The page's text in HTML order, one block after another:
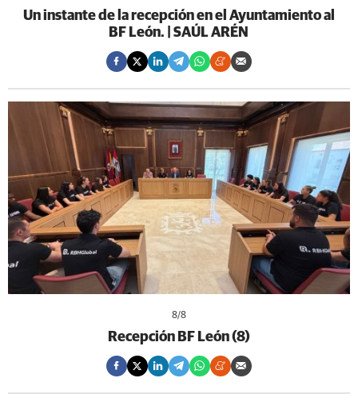
Un instante de la recepción en el Ayuntamiento al
BF León. | SAÚL ARÉN
8/8
Recepción BF León (8)